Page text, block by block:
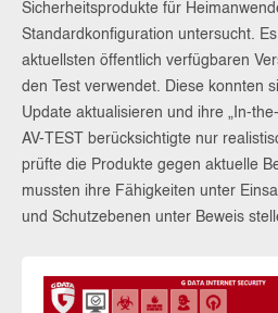
Sicherheitsprodukte für
Standardkonfiguration untersucht.
aktuellsten öffentlich verfügbaren
den Test verwendet. Diese konnten
Update aktualisieren und ihre „In-
AV-TEST berücksichtigte nur
prüfte die Produkte gegen aktuelle
mussten ihre Fähigkeiten unter
und Schutzebenen unter Beweis